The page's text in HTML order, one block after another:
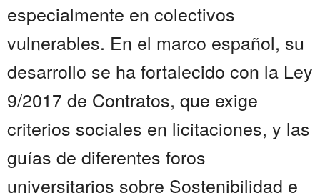
especialmente en colectivos
vulnerables. En el marco español, su
desarrollo se ha fortalecido con la Ley
9/2017 de Contratos, que exige
criterios sociales en licitaciones, y las
guías de diferentes foros
universitarios sobre Sostenibilidad e